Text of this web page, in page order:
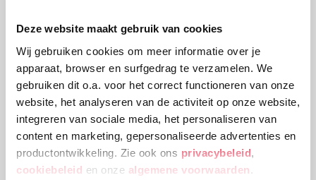
Deze website maakt gebruik van cookies
Wij gebruiken cookies om meer informatie over je
apparaat, browser en surfgedrag te verzamelen. We
gebruiken dit o.a. voor het correct functioneren van onze
website, het analyseren van de activiteit op onze website,
integreren van sociale media, het personaliseren van
content en marketing, gepersonaliseerde advertenties en
productontwikkeling. Zie ook ons privacybeleid
cookiebeleid en onze algemene voorwaarden
Knutselidee: kerstballenboom maken